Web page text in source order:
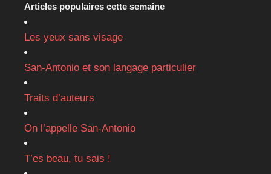
Articles populaires cette semaine
Les yeux sans visage
San-Antonio et son langage particulier
Traits d’auteurs
On l’appelle San-Antonio
T’es beau, tu sais !